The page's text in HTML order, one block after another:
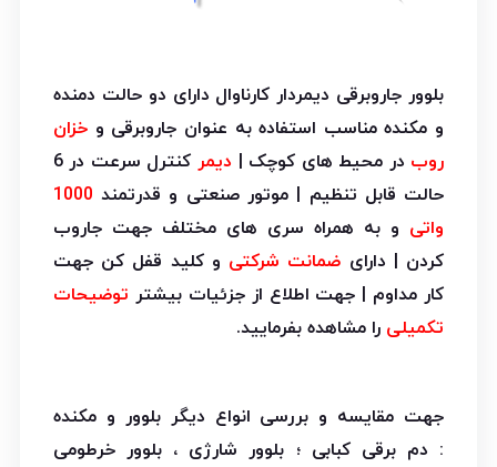
بلوور جاروبرقی دیمردار کارناوال دارای دو حالت دمنده
و مکنده مناسب استفاده به عنوان جاروبرقی و خزان
روب در محیط های کوچک | دیمر
کنترل سرعت در 6
حالت قابل تنظیم | موتور صنعتی و قدرتمند 1000
واتی و به همراه سری های مختلف جهت جاروب
کردن | دارای ضمانت شرکتی و کلید قفل کن جهت
کار مداوم | جهت اطلاع از جزئیات بیشتر توضیحات
تکمیلی را مشاهده بفرمایید.
جهت مقایسه و بررسی انواع دیگر بلوور و مکنده
: دم برقی کبابی ؛ بلوور شارژی ، بلوور خرطومی